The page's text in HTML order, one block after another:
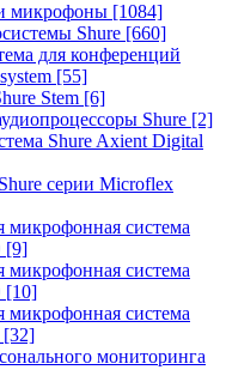
микрофоны [1084]
Shure [660]
для конференций
[55]
Stem [6]
Shure [2]
Shure Axient Digital
серии Microflex
микрофонная система
[9]
микрофонная система
[10]
микрофонная система
[32]
мониторинга